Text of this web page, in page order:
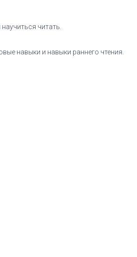
читать.
навыки и навыки раннего чтения.